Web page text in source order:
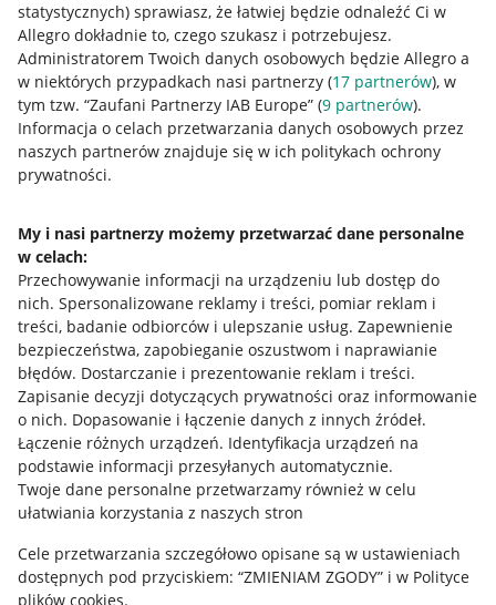
statystycznych) sprawiasz, że łatwiej będzie odnaleźć Ci w
Allegro dokładnie to, czego szukasz i potrzebujesz.
Administratorem Twoich danych osobowych będzie Allegro a
w niektórych przypadkach nasi partnerzy (17 partnerów), w
tym tzw. “Zaufani Partnerzy IAB Europe” (9 partnerów).
Informacja o celach przetwarzania danych osobowych przez
naszych partnerów znajduje się w ich politykach ochrony
prywatności.
My i nasi partnerzy możemy przetwarzać dane personalne
w celach:
Przechowywanie informacji na urządzeniu lub dostęp do
nich. Spersonalizowane reklamy i treści, pomiar reklam i
treści, badanie odbiorców i ulepszanie usług. Zapewnienie
bezpieczeństwa, zapobieganie oszustwom i naprawianie
błędów. Dostarczanie i prezentowanie reklam i treści.
Zapisanie decyzji dotyczących prywatności oraz informowanie
o nich. Dopasowanie i łączenie danych z innych źródeł.
Łączenie różnych urządzeń. Identyfikacja urządzeń na
podstawie informacji przesyłanych automatycznie.
Twoje dane personalne przetwarzamy również w celu
ułatwiania korzystania z naszych stron
Cele przetwarzania szczegółowo opisane są w ustawieniach
dostępnych pod przyciskiem: “ZMIENIAM ZGODY” i w Polityce
plików cookies.
Przydatne informacje
Jak to działa
Allegro Gadane dla sprzedających
Allegro Gadane dla kupujących
Mapa miejscowości
Informacje prawne
Regulamin
Polityka plików "cookies"
Ustawienia plików "cookies"
Udostępnianie lokalizacji
Informacje dla Aktu o Usługach Cyfrowych